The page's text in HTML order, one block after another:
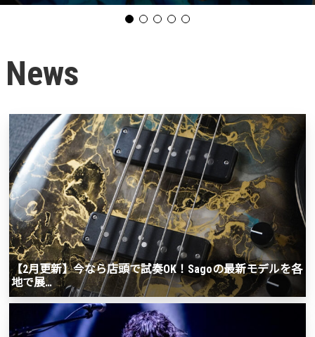
News
【2月更新】今なら店頭で試奏OK！Sagoの最新モデルを各
地で展…